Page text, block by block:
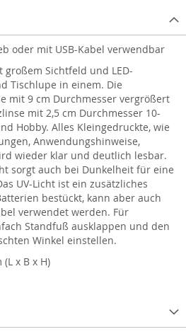
oder mit USB-Kabel verwendbar
großem Sichtfeld und LED-
Tischlupe in einem. Die
mit 9 cm Durchmesser vergrößert
mit 2,5 cm Durchmesser 10-
Hobby. Alles Kleingedruckte, wie
Anwendungshinweise,
wieder klar und deutlich lesbar.
sorgt auch bei Dunkelheit für eine
UV-Licht ist ein zusätzliches
bestückt, kann aber auch
verwendet werden. Für
Standfuß ausklappen und den
Winkel einstellen.
(L x B x H)